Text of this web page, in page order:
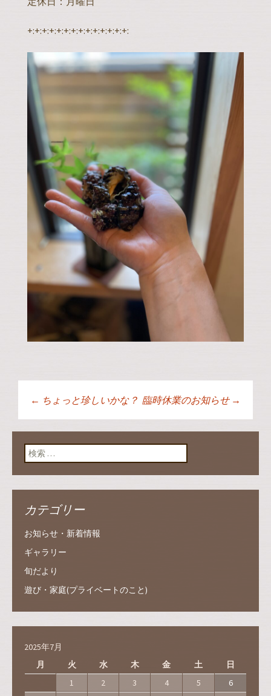
+:+:+:+:+:+:+:+:+:+:+:+:+:+:
投稿ナビゲーショ
ン
← ちょっと珍しいかな？ 臨時休業のお知らせ →
検索:
カテゴリー
お知らせ・新着情報
ギャラリー
旬だより
遊び・家庭(プライベートのこと)
2025年7月
月
火 水 木 金 土
日
1
2 3 4 5
6